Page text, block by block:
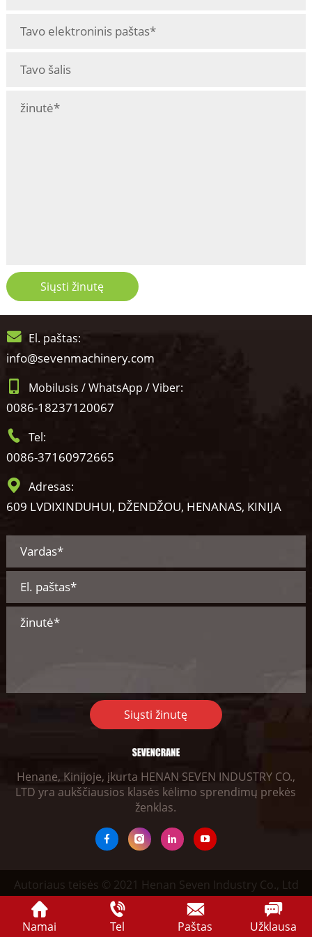
Siųsti žinutę
El. paštas:
info@sevenmachinery.com
Mobilusis / WhatsApp / Viber:
0086-18237120067
Tel:
0086-37160972665
Adresas:
609 LVDIXINDUHUI, DŽENDŽOU, HENANAS, KINIJA
Siųsti žinutę
Henane, Kinijoje, įkurta HENAN SEVEN INDUSTRY CO.,
LTD yra aukščiausios klasės kėlimo sprendimų prekės
ženklas.
Autoriaus teisės © 2021 Henan Seven Industry Co., Ltd
Namai Tel Paštas Užklausa